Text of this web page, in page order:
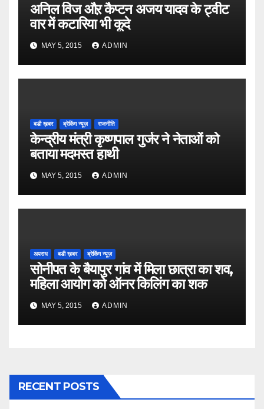
अनिल विज औऱ कैप्टन अजय यादव के ट्वीट
वार में कटारिया भी कूदे
MAY 5, 2015 ADMIN
बडी ख़बर ब्रेकिंग न्यूज़ राजनीति
केन्द्रीय मंत्री कृष्णपाल गुर्जर ने नेताओं को
बताया मदमस्त हाथी
MAY 5, 2015 ADMIN
अपराध बडी ख़बर ब्रेकिंग न्यूज़
सोनीपत के बैयापुर गांव में मिला छात्रा का शव,
महिला आयोग को ऑनर किलिंग का शक
MAY 5, 2015 ADMIN
RECENT POSTS